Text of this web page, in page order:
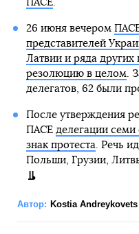
ПАСЕ.
26 июня вечером
представителей
Латвии и ряда других
резолюцию в целом .
делегатов, 62 были
После утверждения
ПАСЕ делегации семи
знак протеста . Речь
Польши, Грузии,
Автор: Kostia Andreykovets